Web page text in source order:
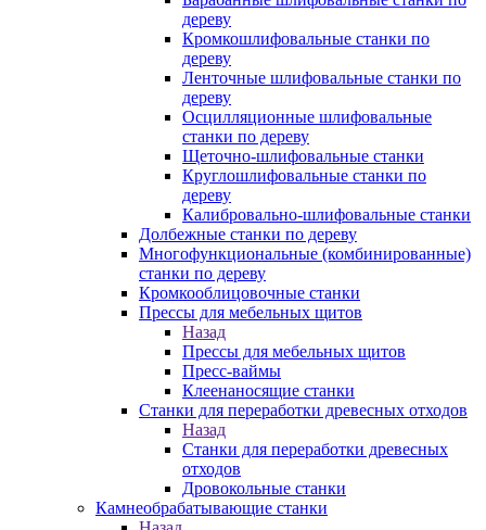
дереву
Кромкошлифовальные станки по
дереву
Ленточные шлифовальные станки по
дереву
Осцилляционные шлифовальные
станки по дереву
Щеточно-шлифовальные станки
Круглошлифовальные станки по
дереву
Калибровально-шлифовальные станки
Долбежные станки по дереву
Многофункциональные (комбинированные)
станки по дереву
Кромкооблицовочные станки
Прессы для мебельных щитов
Назад
Прессы для мебельных щитов
Пресс-ваймы
Клеенаносящие станки
Станки для переработки древесных отходов
Назад
Станки для переработки древесных
отходов
Дровокольные станки
Камнеобрабатывающие станки